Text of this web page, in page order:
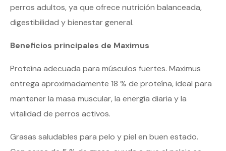
perros adultos, ya que ofrece nutrición balanceada,
digestibilidad y bienestar general.
Beneficios principales de Maximus
Proteína adecuada para músculos fuertes. Maximus
entrega aproximadamente 18 % de proteína, ideal para
mantener la masa muscular, la energía diaria y la
vitalidad de perros activos.
Grasas saludables para pelo y piel en buen estado.